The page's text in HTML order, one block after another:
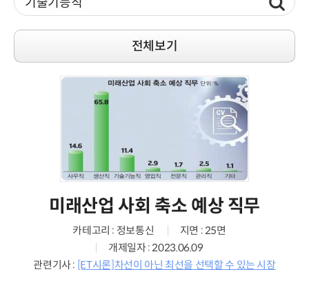
전체보기
미래산업 사회 축소 예상 직무
카테고리 : 정보통신
지면 : 25면
개제일자 : 2023.06.09
관련기사 : [ET시론]차선이 아닌 최선을 선택할 수 있는 시장